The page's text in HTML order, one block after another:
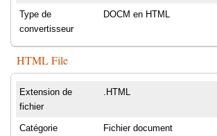
Type de
convertisseur
DOCM en HTML
HTML File
Extension de
fichier
.HTML
Catégorie Fichier document